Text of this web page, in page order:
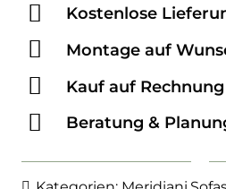
Kostenlose
Montage auf
Kauf auf Rechnung
Beratung &